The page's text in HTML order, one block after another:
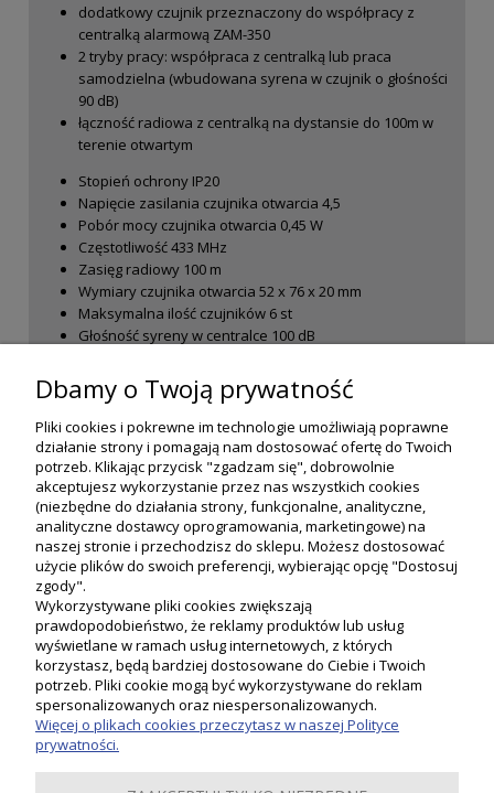
dodatkowy czujnik przeznaczony do współpracy z
centralką alarmową ZAM-350
2 tryby pracy: współpraca z centralką lub praca
samodzielna (wbudowana syrena w czujnik o głośności
90 dB)
łączność radiowa z centralką na dystansie do 100m w
terenie otwartym
Stopień ochrony IP20
Napięcie zasilania czujnika otwarcia 4,5
Pobór mocy czujnika otwarcia 0,45 W
Częstotliwość433 MHz
Zasięg radiowy 100 m
Wymiary czujnika otwarcia 52 x 76 x 20 mm
Maksymalna ilość czujników 6 st
Głośność syreny w centralce 100 dB
Moje konto
Dbamy o Twoją prywatność
Pliki cookies i pokrewne im technologie umożliwiają poprawne
działanie strony i pomagają nam dostosować ofertę do Twoich
potrzeb. Klikając przycisk "zgadzam się", dobrowolnie
akceptujesz wykorzystanie przez nas wszystkich cookies
(niezbędne do działania strony, funkcjonalne, analityczne,
analityczne dostawcy oprogramowania, marketingowe) na
naszej stronie i przechodzisz do sklepu. Możesz dostosować
użycie plików do swoich preferencji, wybierając opcję "Dostosuj
zgody".
Wykorzystywane pliki cookies zwiększają
prawdopodobieństwo, że reklamy produktów lub usług
wyświetlane w ramach usług internetowych, z których
korzystasz, będą bardziej dostosowane do Ciebie i Twoich
potrzeb. Pliki cookie mogą być wykorzystywane do reklam
spersonalizowanych oraz niespersonalizowanych.
Więcej o plikach cookies przeczytasz w naszej Polityce
prywatności.